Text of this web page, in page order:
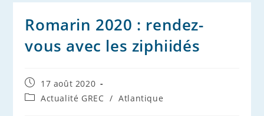
Romarin 2020 : rendez-
vous avec les ziphiidés
Publication
publiée :
17 août 2020
PostActualité GREC / Atlantique